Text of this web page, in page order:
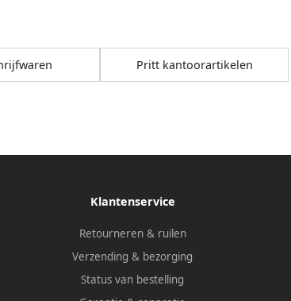
Pritt kantoorartikelen
Klantenservice
Retourneren & ruilen
Verzending & bezorging
Status van bestelling